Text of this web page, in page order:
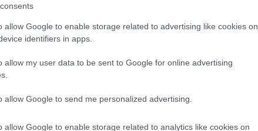
allow Google to enable storage related to advertising like cookies on
identifiers in apps.
allow my user data to be sent to Google for online advertising
allow Google to send me personalized advertising.
allow Google to enable storage related to analytics like cookies on
Our Network| 21.01.2025 18:00
«Τσίμπα τον Χατζηχρήστο»: Ο
πρώτα γυρίσματα του «Ηλία του
Η αλλαγή που έκανε τη μεγάλη,